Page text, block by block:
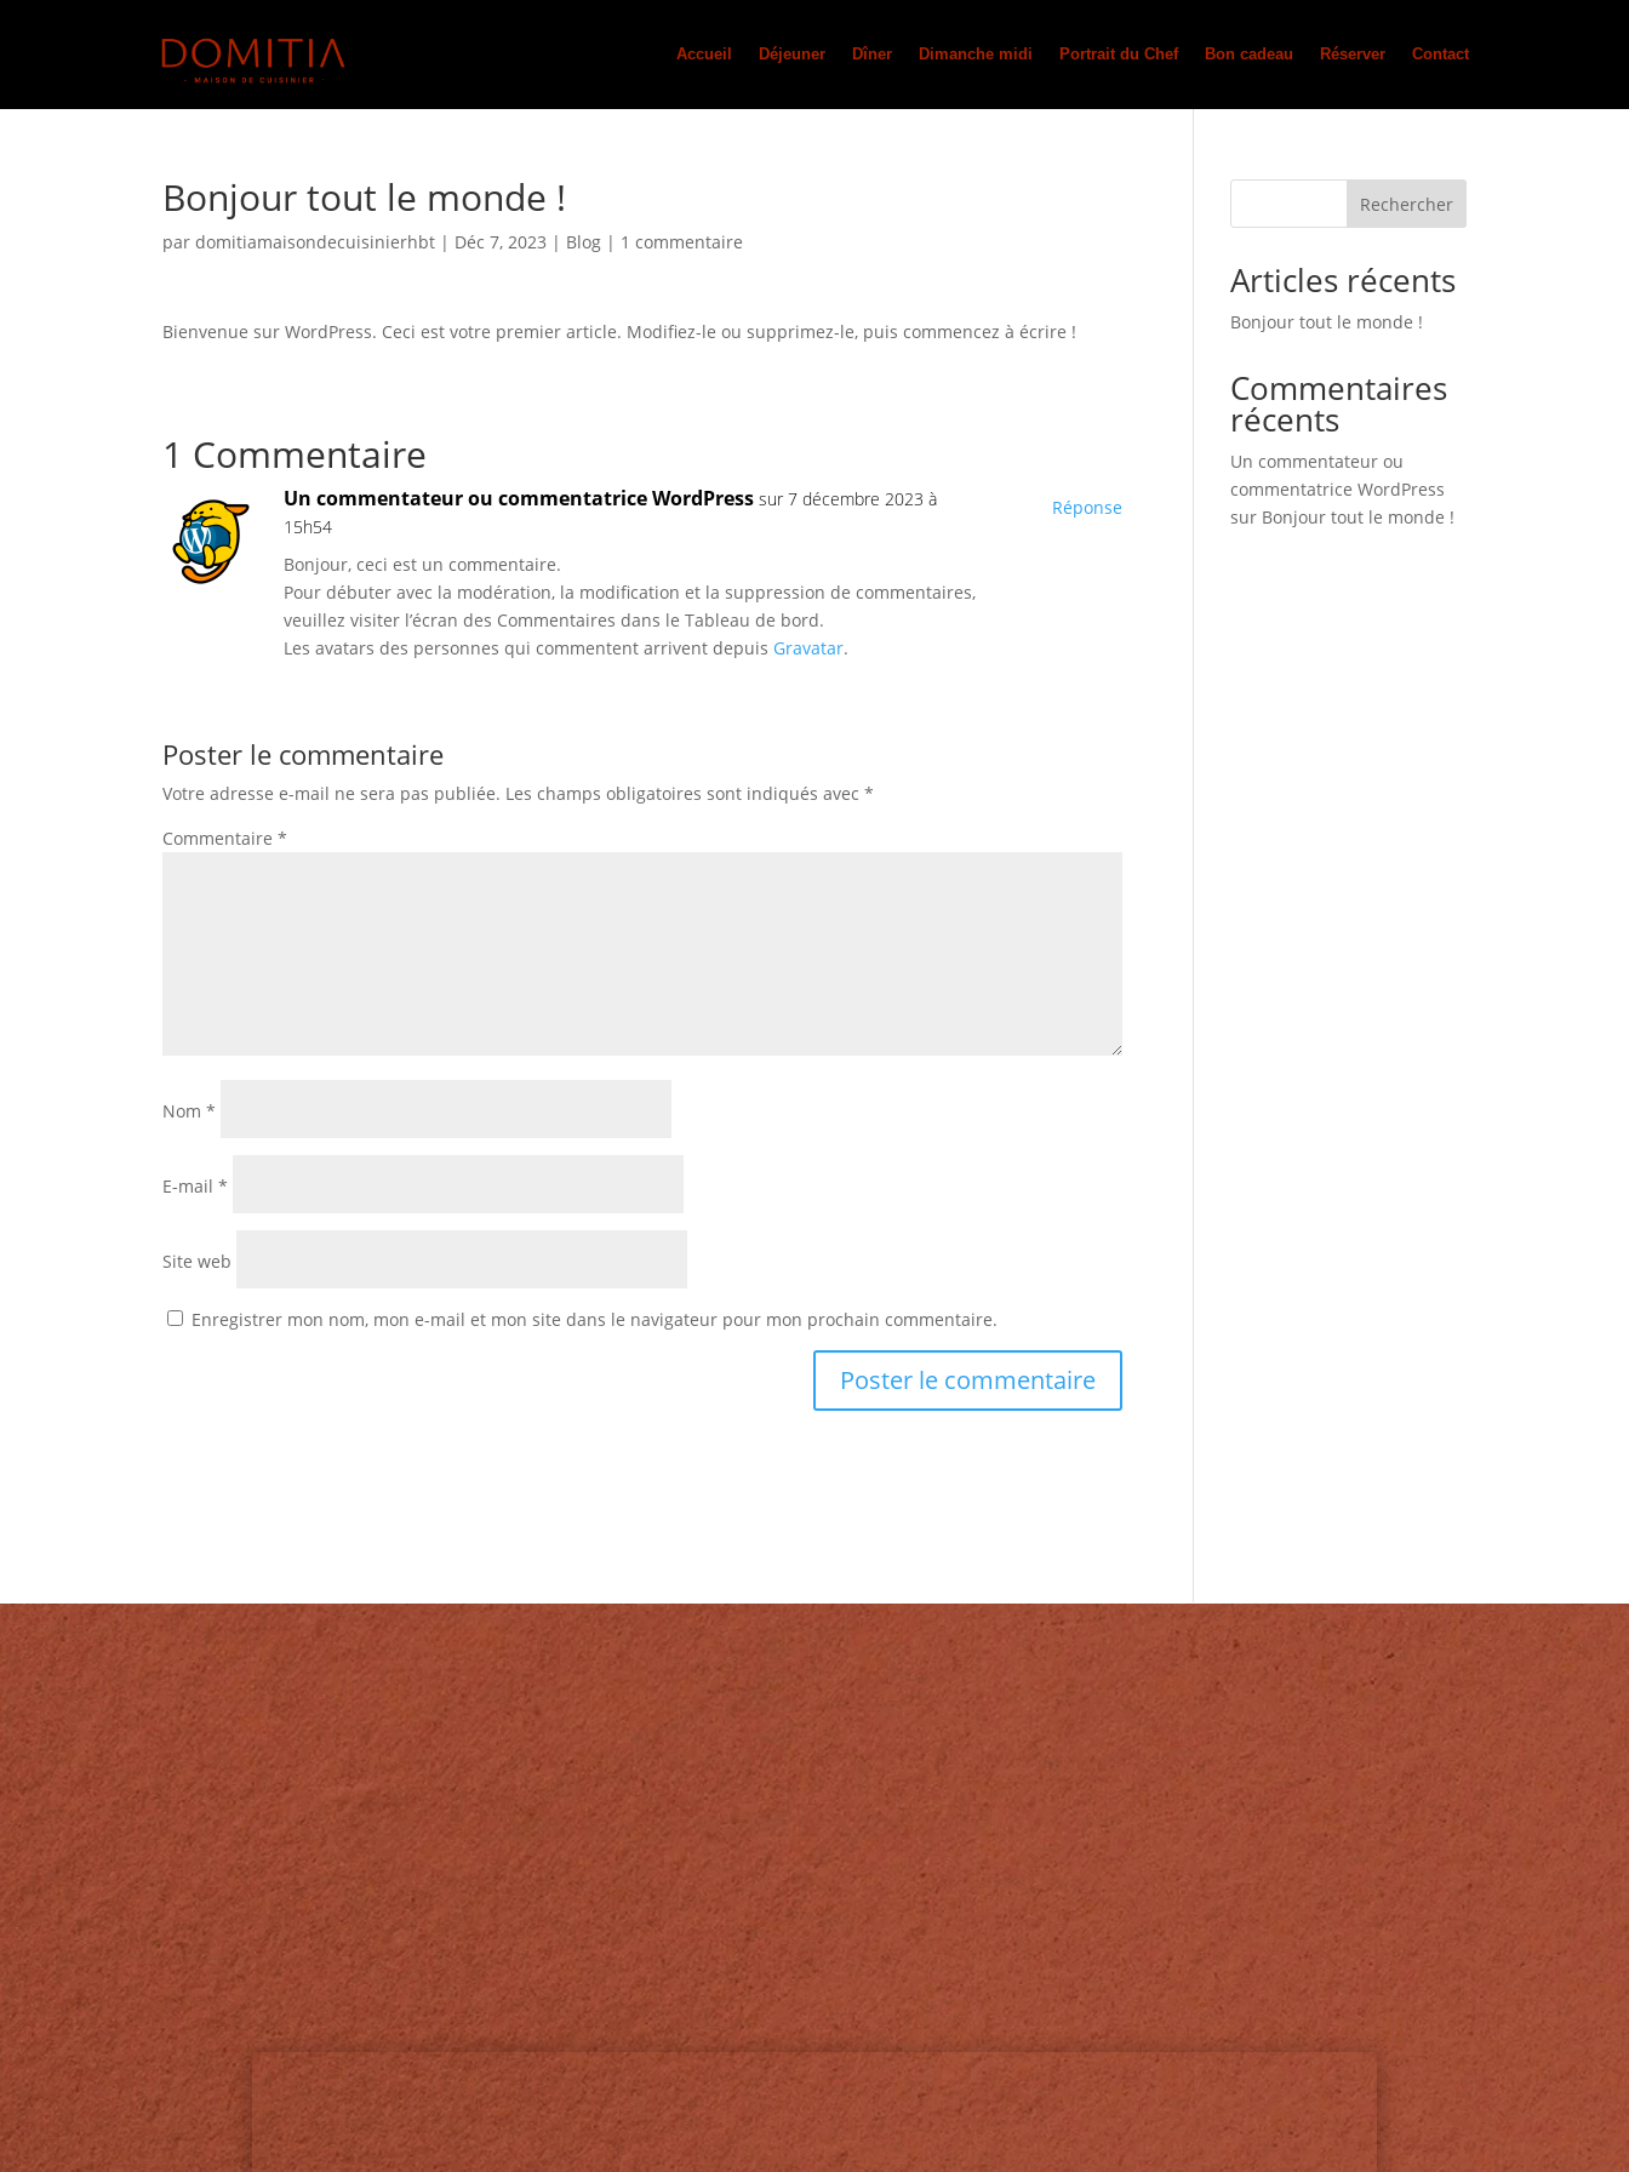
Accueil Déjeuner Dîner Dimanche midi Portrait du Chef Bon cadeau Réserver Contact
Bonjour tout le monde !
pardomitiamaisondecuisinierhbt | Déc 7, 2023 | Blog | 1 commentaire
Bienvenue sur WordPress. Ceci est votre premier article. Modifiez-le ou supprimez-le, puis commencez à écrire !
1 Commentaire
Un commentateur ou commentatrice WordPress sur 7 décembre 2023 à
15h54
Bonjour, ceci est un commentaire.
Pour débuter avec la modération, la modification et la suppression de commentaires,
veuillez visiter l’écran des Commentaires dans le Tableau de bord.
Les avatars des personnes qui commentent arrivent depuis Gravatar.
Réponse
Poster le commentaire
Votre adresse e-mail ne sera pas publiée. Les champs obligatoires sont indiqués avec*
Commentaire*
Nom*
E-mail*
Site web
Enregistrer mon nom, mon e-mail et mon site dans le navigateur pour mon prochain commentaire.
Rechercher
Articles récents
Bonjour tout le monde !
Commentaires
récents
Un commentateur ou
commentatrice WordPress
sur Bonjour tout le monde !
Lundi et Mardi
Mercredi et Jeudi
Vendredi, Samedi et Dimanche
440 84220 Les Beaumettes